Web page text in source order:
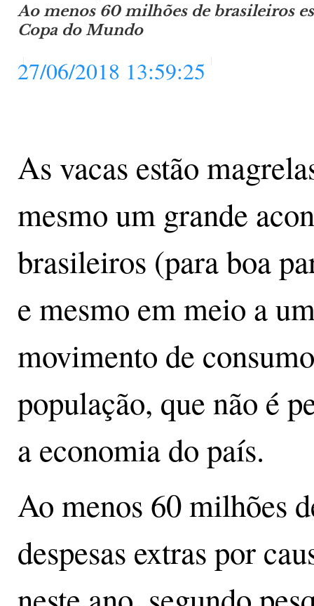
Ao menos 60 milhões de brasileiros
Copa do Mundo
27/06/2018 13:59:25
As vacas estão
mesmo um grande
brasileiros (para boa
e mesmo em meio a
movimento de
população, que não é
a economia do país.
Ao menos 60 milhões
despesas extras por